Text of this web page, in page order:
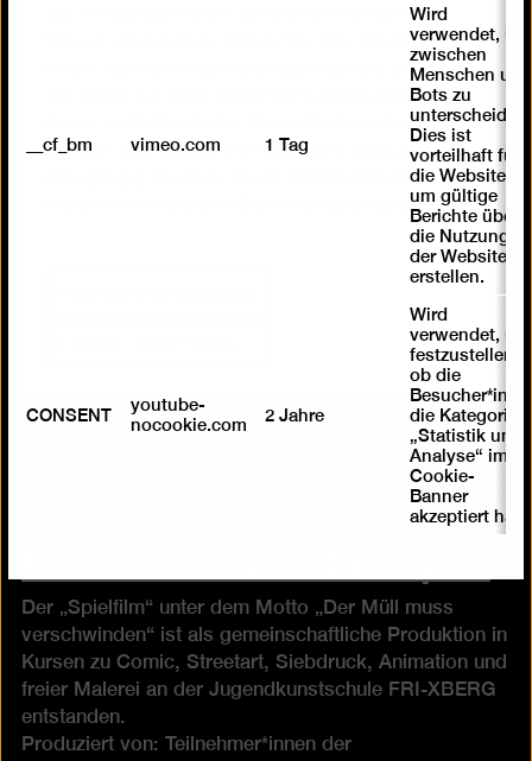
Wir verwenden einen Service von Vimeo, um
Videos einzubetten. Wenn Sie den Inhalt mit
Ihrem Auswahl-Klick anzeigen lassen, stimmen
Sie damit zu, dass dabei personenbezogene
Daten an Drittanbieter übermittelt werden
können. Sie können Ihre Auswahl jederzeit
rückgängig machen. Mehr Informationen dazu
Datenschutzerklärung.
Der „Spielfilm“ unter dem Motto „Der Müll muss
verschwinden“ ist als gemeinschaftliche Produktion in
Kursen zu Comic, Streetart, Siebdruck, Animation und
freier Malerei an der Jugendkunstschule FRI-XBERG
entstanden.
Produziert von: Teilnehmer*innen der
__cf_bm vimeo.com 1 Tag
Wird
verwendet, um
zwischen
Menschen und
Bots zu
unterscheiden.
Dies ist
vorteilhaft für
die Website,
um gültige
Berichte über
die Nutzung
der Website zu
erstellen.
CONSENT
youtube-
nocookie.com
2 Jahre
Wird
verwendet, um
festzustellen ,
ob die
Besucher*in
die Kategorie
„Statistik und
Analyse“ im
Cookie-
Banner
akzeptiert hat